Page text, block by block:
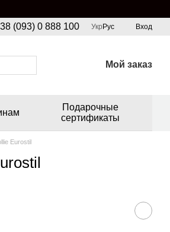
(093) 0 888 100 Укр Рус Вход
Мой заказ
Подарочные
сертификаты
Eurostil